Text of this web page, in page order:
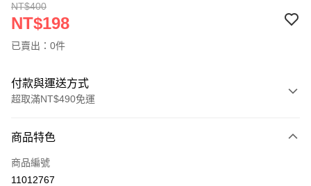
NT$400
NT$198
已賣出：0件
付款與運送方式
超取滿NT$490免運
信用卡一次付款
信用卡分期付款
商品特色
商品編號
11012767